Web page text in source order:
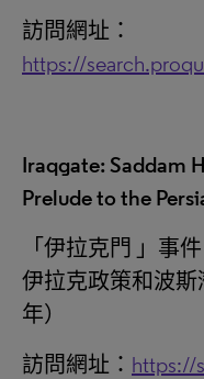
訪問網址：
https://
Iraqgate: Saddam
Prelude to the
「 伊拉克門 」 事
伊拉克政策和波斯
年）
訪問網址： https://